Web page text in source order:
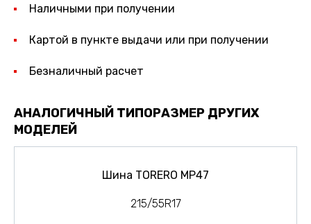
Наличными при получении
Картой в пункте выдачи или при получении
Безналичный расчет
АНАЛОГИЧНЫЙ ТИПОРАЗМЕР ДРУГИХ
МОДЕЛЕЙ
Шина TORERO MP47
215/55R17